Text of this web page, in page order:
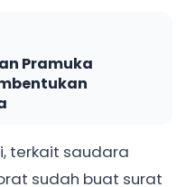
Pramuka
terkait saudara
sudah buat surat